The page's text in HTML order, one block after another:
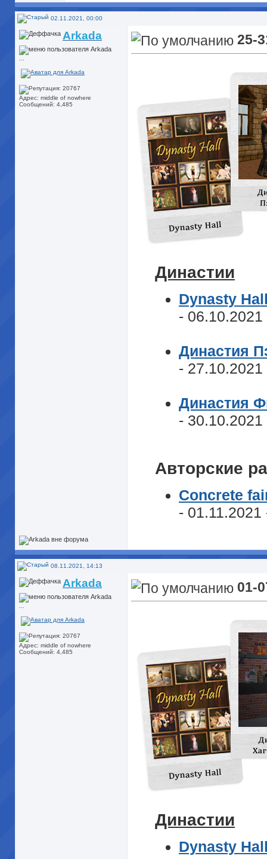
02.11.2021, 00:00
Arkada
Адрес: middle of nowhere
Сообщений: 4,485
25-
Династии
Dynasty
-
Династия
-
Династия
-
Авторские
Concrete
-
08.11.2021, 14:13
Arkada
Адрес: middle of nowhere
Сообщений: 4,485
01-
Династии
Dynasty